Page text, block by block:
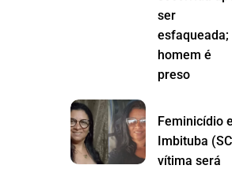
ser
esfaqueada;
homem é
preso
Feminicídio
Imbituba
vítima será